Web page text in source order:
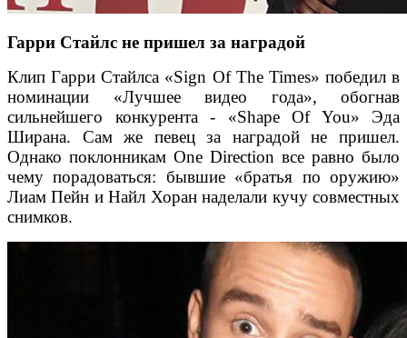
Гарри Стайлс не пришел за наградой
Клип Гарри Стайлса «Sign Of The Times» победил в
номинации «Лучшее видео года», обогнав
сильнейшего конкурента - «Shape Of You» Эда
Ширана. Сам же певец за наградой не пришел.
Однако поклонникам One Direction все равно было
чему порадоваться: бывшие «братья по оружию»
Лиам Пейн и Найл Хоран наделали кучу совместных
снимков.